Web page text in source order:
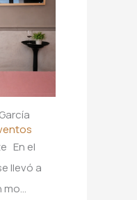
En el
llevó a
mo…